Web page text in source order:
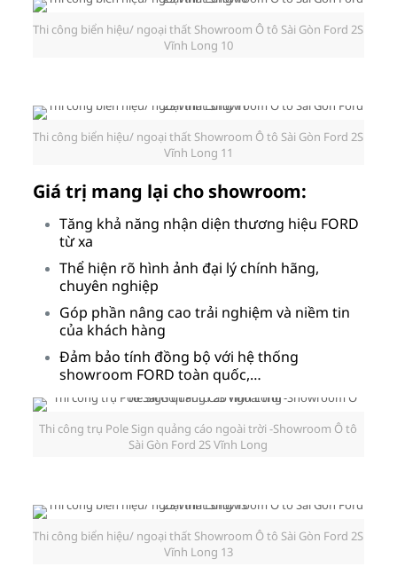
Thi công biển hiệu/ ngoại thất Showroom Ô tô Sài Gòn Ford 2S
Vĩnh Long 10
Thi công biển hiệu/ ngoại thất Showroom Ô tô Sài Gòn Ford 2S
Vĩnh Long 11
Giá trị mang lại cho showroom:
Tăng khả năng nhận diện thương hiệu FORD
từ xa
Thể hiện rõ hình ảnh đại lý chính hãng,
chuyên nghiệp
Góp phần nâng cao trải nghiệm và niềm tin
của khách hàng
Đảm bảo tính đồng bộ với hệ thống
showroom FORD toàn quốc,…
Thi công trụ Pole Sign quảng cáo ngoài trời -Showroom Ô tô
Sài Gòn Ford 2S Vĩnh Long
Thi công biển hiệu/ ngoại thất Showroom Ô tô Sài Gòn Ford 2S
Vĩnh Long 13